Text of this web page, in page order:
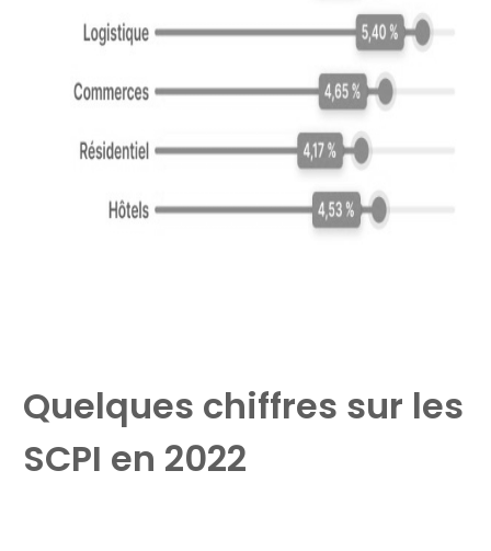
Quelques chiffres sur les
SCPI en 2022